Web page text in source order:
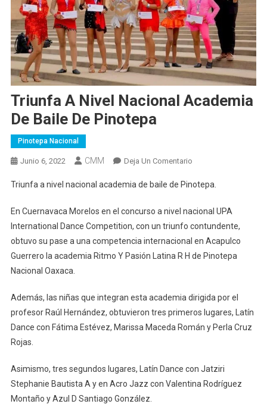
Triunfa A Nivel Nacional Academia
De Baile De Pinotepa
Pinotepa Nacional
Junio 6, 2022 CMM Deja Un ComentarioEn
A
Nacional
Academia
De
Baile
Triunfa a nivel nacional academia de baile de Pinotepa.
En Cuernavaca Morelos en el concurso a nivel nacional UPA
International Dance Competition, con un triunfo contundente,
obtuvo su pase a una competencia internacional en Acapulco
Guerrero la academia Ritmo Y Pasión Latina R H de Pinotepa
Nacional Oaxaca.
Además, las niñas que integran esta academia dirigida por el
profesor Raúl Hernández, obtuvieron tres primeros lugares, Latín
Dance con Fátima Estévez, Marissa Maceda Román y Perla Cruz
Rojas.
Asimismo, tres segundos lugares, Latín Dance con Jatziri
Stephanie Bautista A y en Acro Jazz con Valentina Rodríguez
Montaño y Azul D Santiago González.